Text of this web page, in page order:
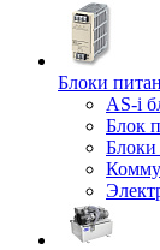
Блоки
AS-i
Блок